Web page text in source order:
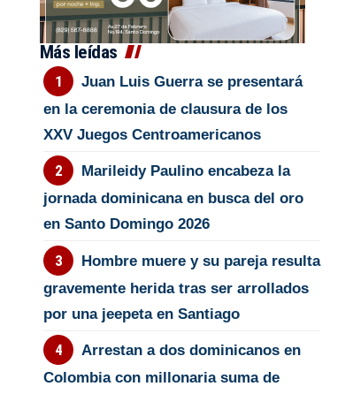
Más leídas
Juan Luis Guerra se presentará
en la ceremonia de clausura de los
XXV Juegos Centroamericanos
Marileidy Paulino encabeza la
jornada dominicana en busca del oro
en Santo Domingo 2026
Hombre muere y su pareja resulta
gravemente herida tras ser arrollados
por una jeepeta en Santiago
Arrestan a dos dominicanos en
Colombia con millonaria suma de